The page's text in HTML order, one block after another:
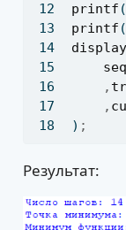
printf (
printf (
display
seq
,
,
) ;
Результат: